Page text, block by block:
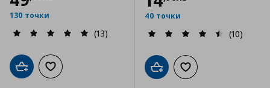
130 точки
(13)
Добави в кошницата
Добави към списъка с любими
40 точки
(10)
Добави в кошницата
Добави към